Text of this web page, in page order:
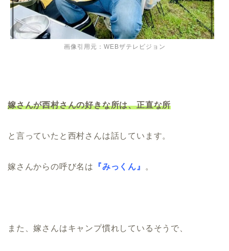
画像引用元：WEBザテレビジョン
嫁さんが西村さんの好きな所は、正直な所
と言っていたと西村さんは話しています。
嫁さんからの呼び名は 『みっくん』 。
また、嫁さんはキャンプ慣れしているそうで、